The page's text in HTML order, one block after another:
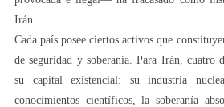
Irán.
Cada país posee ciertos activos que
de seguridad y soberanía. Para Irán, cuatro
su capital existencial: su industria
conocimientos científicos, la soberanía